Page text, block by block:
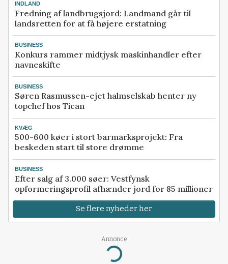
INDLAND
Fredning af landbrugsjord: Landmand går til
landsretten for at få højere erstatning
BUSINESS
Konkurs rammer midtjysk maskinhandler efter
navneskifte
BUSINESS
Søren Rasmussen-ejet halmselskab henter ny
topchef hos Tican
KVÆG
500-600 køer i stort barmarksprojekt: Fra
beskeden start til store drømme
BUSINESS
Efter salg af 3.000 søer: Vestfynsk
opformeringsprofil afhænder jord for 85 millioner
Se flere nyheder her
Annonce